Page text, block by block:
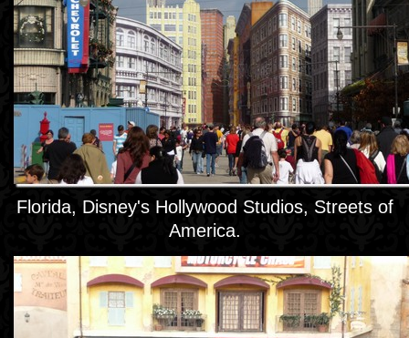
Florida, Disney's Hollywood Studios, Streets of
America.